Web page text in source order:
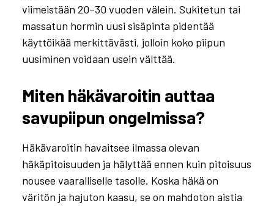
viimeistään 20–30 vuoden välein. Sukitetun tai
massatun hormin uusi sisäpinta pidentää
käyttöikää merkittävästi, jolloin koko piipun
uusiminen voidaan usein välttää.
Miten häkävaroitin auttaa
savupiipun ongelmissa?
Häkävaroitin havaitsee ilmassa olevan
häkäpitoisuuden ja hälyttää ennen kuin pitoisuus
nousee vaaralliselle tasolle. Koska häkä on
väritön ja hajuton kaasu, se on mahdoton aistia